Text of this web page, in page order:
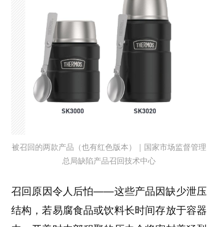
被召回的两款产品（也有红色版本）｜国家市场监督管理
总局缺陷产品召回技术中心
召回原因令人后怕——这些产品因缺少泄压
结构，若易腐食品或饮料长时间存放于容器